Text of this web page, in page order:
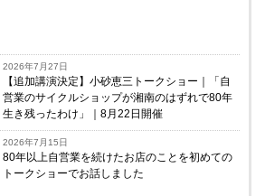
2026年7月27日
【追加講演決定】小砂恵三トークショー｜「自
営業のサイクルショップが湘南のはずれで80年
生き残ったわけ」｜8月22日開催
2026年7月15日
80年以上自営業を続けたお店のことを初めての
トークショーでお話しました